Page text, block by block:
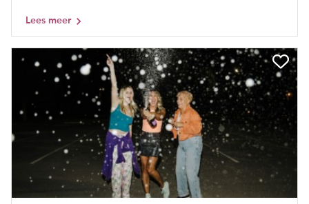
Lees meer